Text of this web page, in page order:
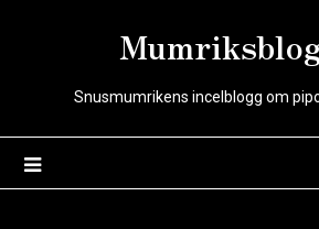
Snusmumrikens incelblogg om